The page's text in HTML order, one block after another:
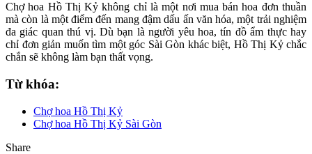
Chợ hoa Hồ Thị Kỷ không chỉ là một nơi mua bán hoa đơn thuần
mà còn là một điểm đến mang đậm dấu ấn văn hóa, một trải nghiệm
đa giác quan thú vị. Dù bạn là người yêu hoa, tín đồ ẩm thực hay
chỉ đơn giản muốn tìm một góc Sài Gòn khác biệt, Hồ Thị Kỷ chắc
chắn sẽ không làm bạn thất vọng.
Từ khóa:
Chợ hoa Hồ Thị Kỷ
Chợ hoa Hồ Thị Kỷ Sài Gòn
Share